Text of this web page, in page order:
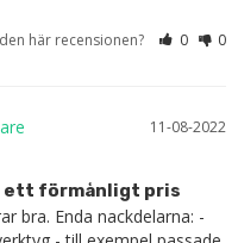
här recensionen? 0 0
11-08-2022
förmånligt pris
bra. Enda nackdelarna: -